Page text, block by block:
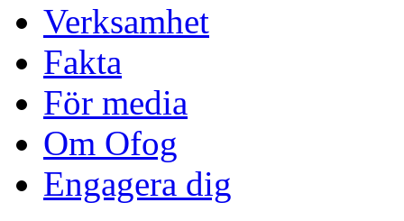
Verksamhet
Fakta
För media
Om Ofog
Engagera dig